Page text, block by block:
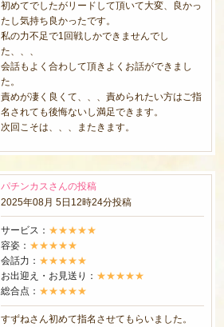
初めてでしたがリードして頂いて大変、良かっ
たし気持ち良かったです。
私の力不足で1回戦しかできませんでし
た、、、
会話もよく合わして頂きよくお話ができまし
た。
責めが凄く良くて、、、責められたい方はご指
名されても後悔ないし満足できます。
次回こそは、、、またきます。
パチンカスさんの投稿
2025年08月 5日12時24分投稿
サービス： ★★★★★
容姿： ★★★★★
会話力： ★★★★★
お出迎え・お見送り： ★★★★★
総合点： ★★★★★
すずねさん初めて指名させてもらいました。